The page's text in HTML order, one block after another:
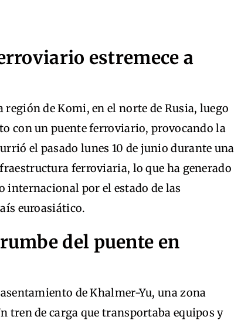
estremece a
de Komi, en el norte de Rusia, luego
con un puente ferroviario, provocando la
el pasado lunes 10 de junio durante una
ferroviaria, lo que ha generado
internacional por el estado de las
euroasiático.
del puente en
de Khalmer-Yu, una zona
tren de carga que transportaba equipos y